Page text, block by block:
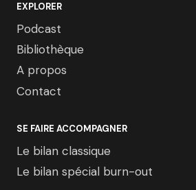
EXPLORER
Podcast
Bibliothèque
A propos
Contact
SE FAIRE ACCOMPAGNER
Le bilan classique
Le bilan spécial burn-out